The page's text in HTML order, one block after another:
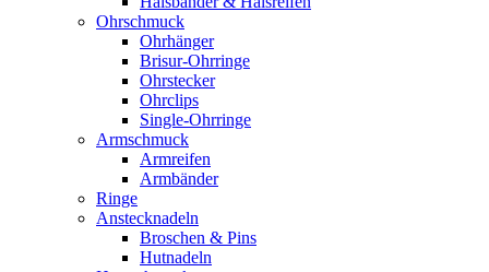
Ohrschmuck
Ohrhänger
Brisur-Ohrringe
Ohrstecker
Ohrclips
Single-Ohrringe
Armschmuck
Armreifen
Armbänder
Ringe
Anstecknadeln
Broschen & Pins
Hutnadeln